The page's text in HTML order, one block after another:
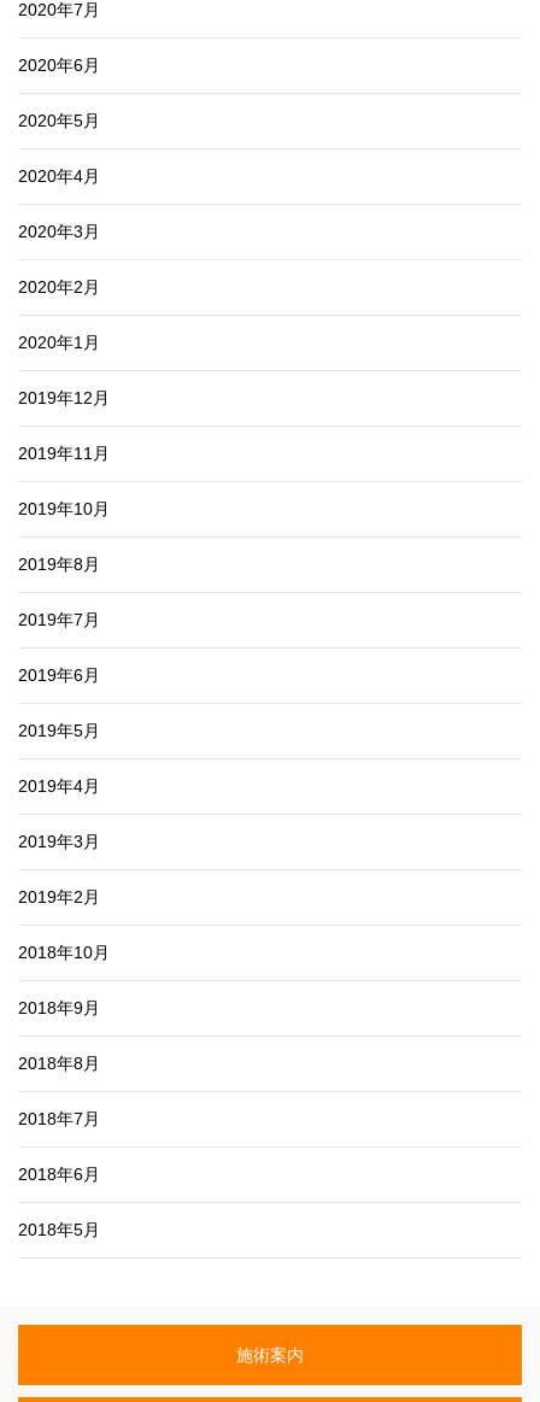
2020年7月
2020年6月
2020年5月
2020年4月
2020年3月
2020年2月
2020年1月
2019年12月
2019年11月
2019年10月
2019年8月
2019年7月
2019年6月
2019年5月
2019年4月
2019年3月
2019年2月
2018年10月
2018年9月
2018年8月
2018年7月
2018年6月
2018年5月
施術案内